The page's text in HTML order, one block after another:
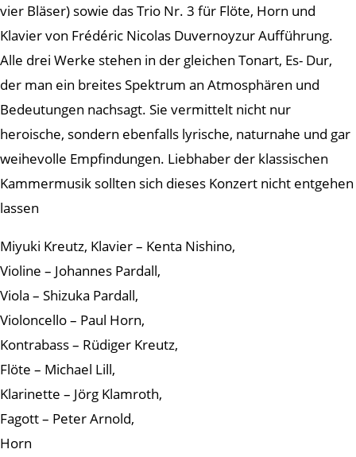
vier Bläser) sowie das Trio Nr. 3 für Flöte, Horn und
Klavier von Frédéric Nicolas Duvernoyzur Aufführung.
Alle drei Werke stehen in der gleichen Tonart, Es- Dur,
der man ein breites Spektrum an Atmosphären und
Bedeutungen nachsagt. Sie vermittelt nicht nur
heroische, sondern ebenfalls lyrische, naturnahe und gar
weihevolle Empfindungen. Liebhaber der klassischen
Kammermusik sollten sich dieses Konzert nicht entgehen
lassen
Miyuki Kreutz, Klavier – Kenta Nishino,
Violine – Johannes Pardall,
Viola – Shizuka Pardall,
Violoncello – Paul Horn,
Kontrabass – Rüdiger Kreutz,
Flöte – Michael Lill,
Klarinette – Jörg Klamroth,
Fagott – Peter Arnold,
Horn